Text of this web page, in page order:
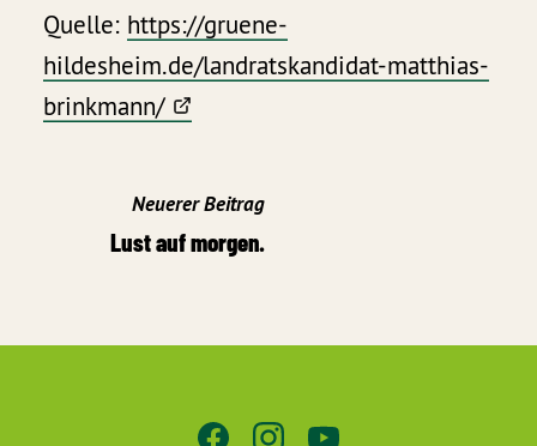
Quelle: https://gruene-
hildesheim.de/landratskandidat-matthias-
brinkmann/
Neuerer Beitrag
Lust auf morgen.